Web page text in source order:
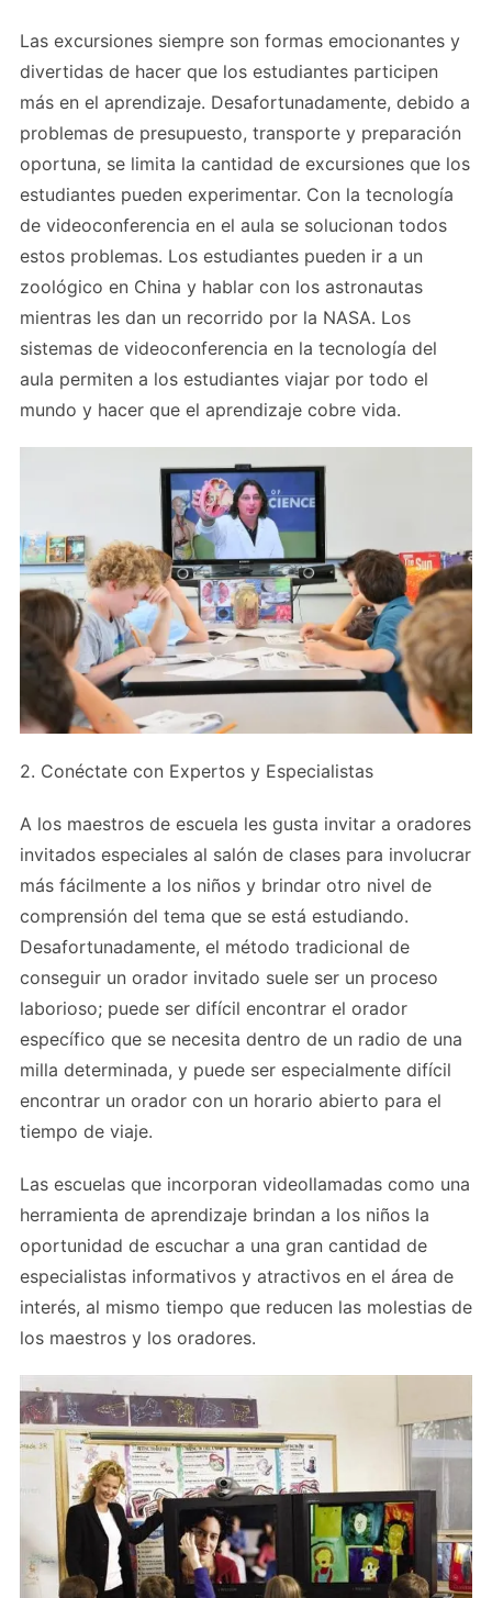
Las excursiones siempre son formas emocionantes y
divertidas de hacer que los estudiantes participen
más en el aprendizaje. Desafortunadamente, debido a
problemas de presupuesto, transporte y preparación
oportuna, se limita la cantidad de excursiones que los
estudiantes pueden experimentar. Con la tecnología
de videoconferencia en el aula se solucionan todos
estos problemas. Los estudiantes pueden ir a un
zoológico en China y hablar con los astronautas
mientras les dan un recorrido por la NASA. Los
sistemas de videoconferencia en la tecnología del
aula permiten a los estudiantes viajar por todo el
mundo y hacer que el aprendizaje cobre vida.
2. Conéctate con Expertos y Especialistas
A los maestros de escuela les gusta invitar a oradores
invitados especiales al salón de clases para involucrar
más fácilmente a los niños y brindar otro nivel de
comprensión del tema que se está estudiando.
Desafortunadamente, el método tradicional de
conseguir un orador invitado suele ser un proceso
laborioso; puede ser difícil encontrar el orador
específico que se necesita dentro de un radio de una
milla determinada, y puede ser especialmente difícil
encontrar un orador con un horario abierto para el
tiempo de viaje.
Las escuelas que incorporan videollamadas como una
herramienta de aprendizaje brindan a los niños la
oportunidad de escuchar a una gran cantidad de
especialistas informativos y atractivos en el área de
interés, al mismo tiempo que reducen las molestias de
los maestros y los oradores.